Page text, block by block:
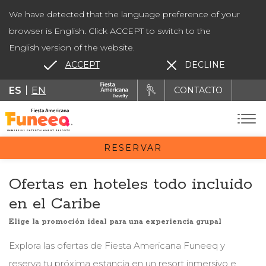
ES EN CONTACTO
RESERVAR
We have detected that the language preference of your
browser is English. Click ACCEPT to switch to the
English version of the website.
ACCEPT
DECLINE
Ofertas en hoteles todo incluido
en el Caribe
Elige la promoción ideal para una experiencia grupal
Explora las ofertas de Fiesta Americana Funeeq y
reserva tu próxima estancia en un resort inmersivo e